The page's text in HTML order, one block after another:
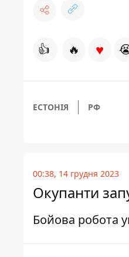
👍 🔥 ♥
ЕСТОНІЯ РФ
00:38, 14 грудня 2023
Окупанти
Бойова робота